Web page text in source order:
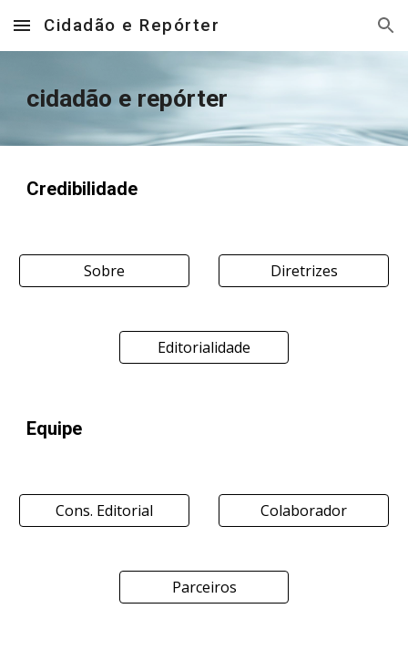
Skip to main content Skip to navigation
Cidadão e Repórter
cidadão e repórter
Credibilidade
Sobre Diretrizes
Editorialidade
Equipe
Cons. Editorial Colaborador
Parceiros